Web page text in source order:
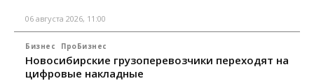
06 августа 2026, 11:00
Бизнес ПроБизнес
Новосибирские грузоперевозчики переходят на
цифровые накладные